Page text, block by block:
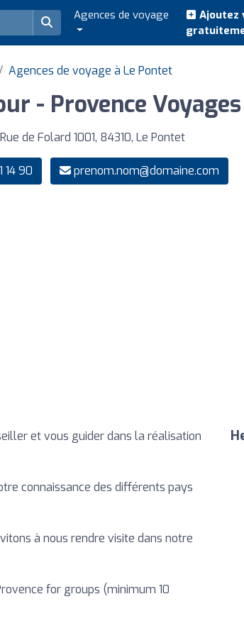
Agences de voyage
Ajoutez
Agences de voyage à Le Pontet
- Provence Voyages
Rue de Folard 1001, 84310, Le Pontet
14 90 prenom.nom@domaine.com
et vous guider dans la réalisation
connaissance des différents pays
à nous rendre visite dans notre
for groups (minimum 10